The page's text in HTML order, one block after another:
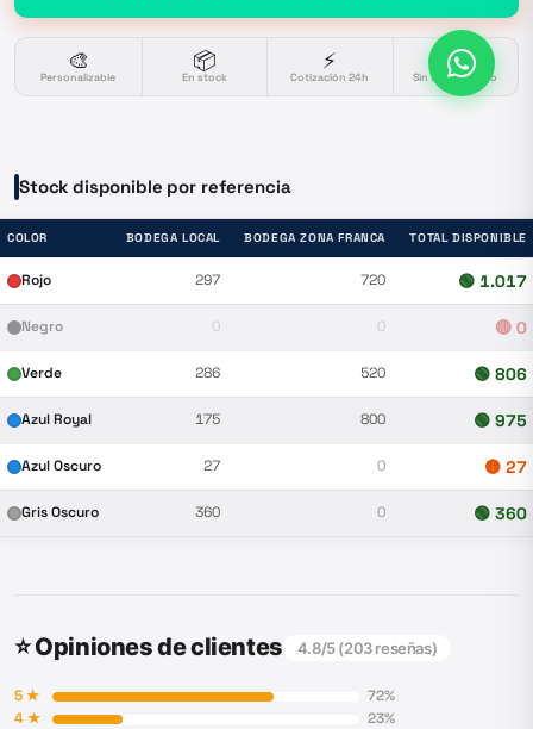
🎨
Personalizable
📦
En stock
⚡
Cotización 24h
🔒
Sin compromiso
Stock disponible por referencia
COLOR BODEGA LOCAL BODEGA ZONA FRANCA TOTAL DISPONIBLE
Rojo 297 720 🟢 1.017
Negro 0 0 🔴 0
Verde 286 520 🟢 806
Azul Royal 175 800 🟢 975
Azul Oscuro 27 0 🟡 27
Gris Oscuro 360 0 🟢 360
⭐ Opiniones de clientes 4.8/5 (203reseñas)
5★ 72%
4★ 23%